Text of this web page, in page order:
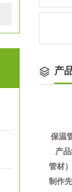
产
保温
产品
管材
制作